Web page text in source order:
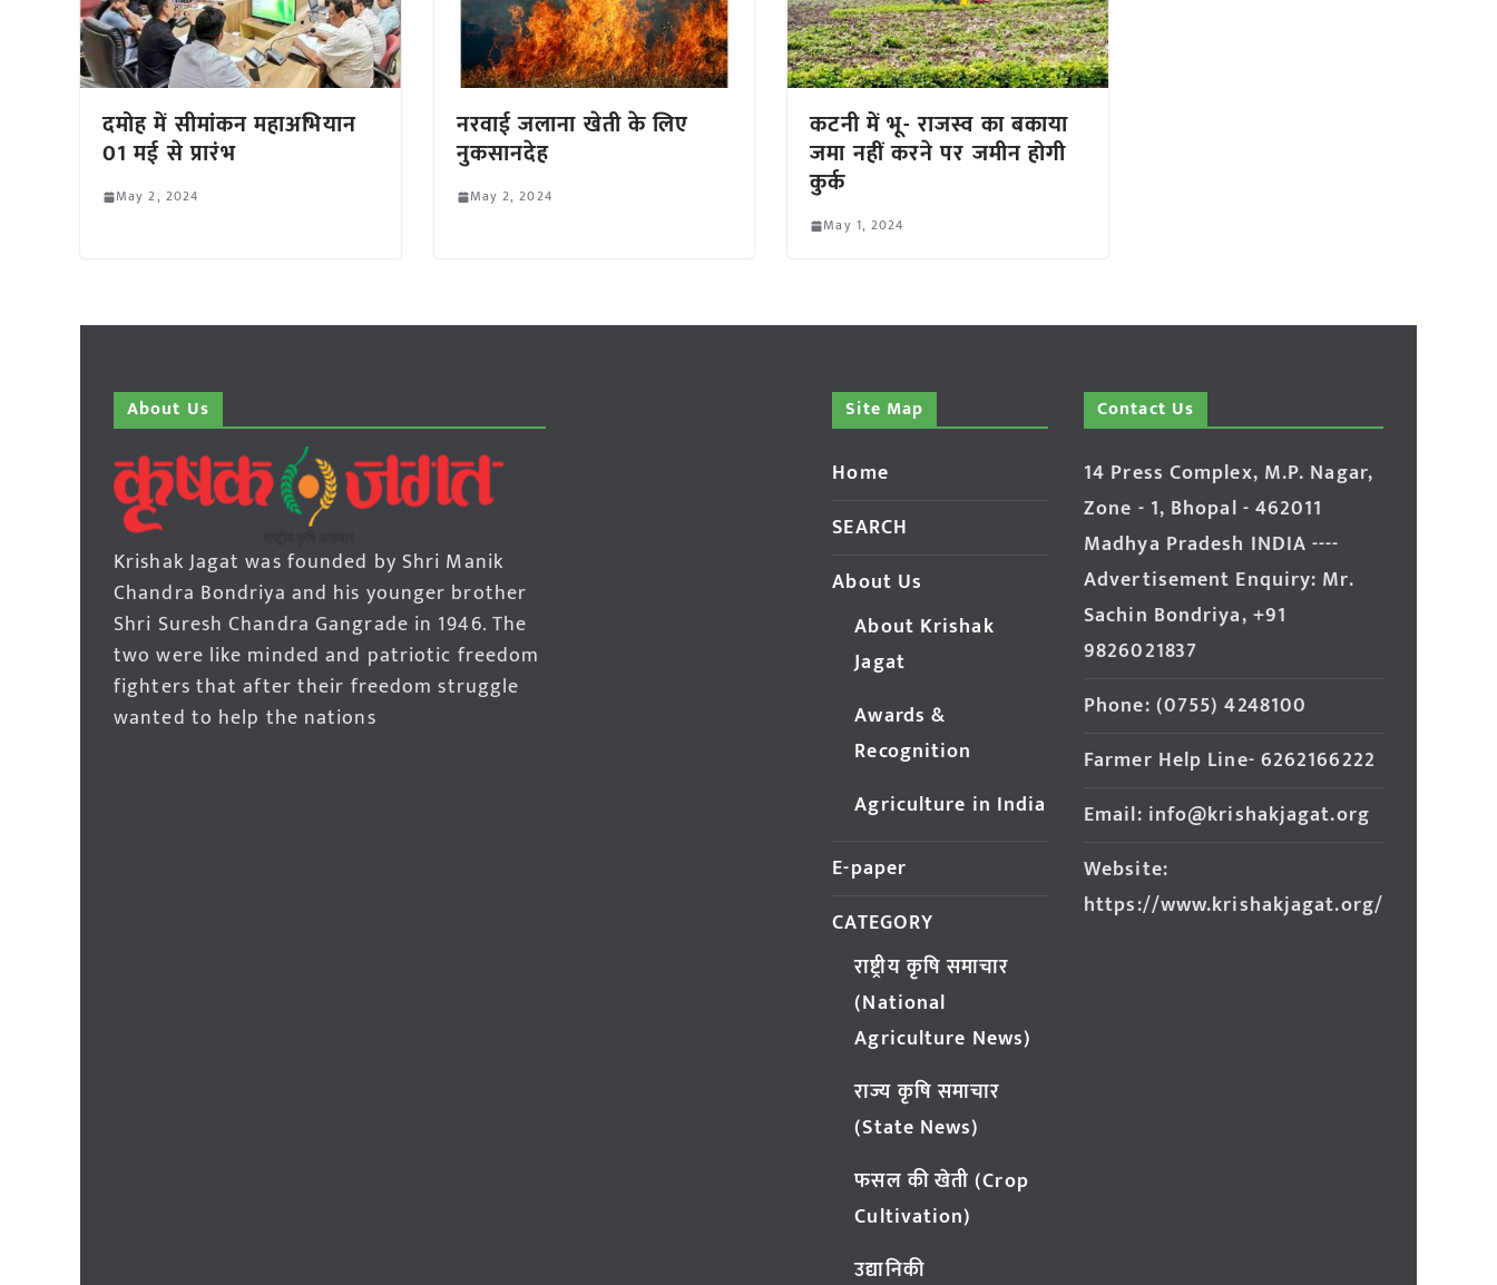
दमोह में सीमांकन महाअभियान
01 मई से प्रारंभ
May 2, 2024
नरवाई जलाना खेती के लिए
नुकसानदेह
May 2, 2024
कटनी में भू- राजस्व का बकाया
जमा नहीं करने पर जमीन होगी
कुर्क
May 1, 2024
About Us
Krishak Jagat was founded by Shri Manik
Chandra Bondriya and his younger brother
Shri Suresh Chandra Gangrade in 1946. The
two were like minded and patriotic freedom
fighters that after their freedom struggle
wanted to help the nations
Site Map
Home
SEARCH
About Us
About Krishak
Jagat
Awards &
Recognition
Agriculture in India
E-paper
CATEGORY
राष्ट्रीय कृषि समाचार
(National
Agriculture News)
राज्य कृषि समाचार
(State News)
फसल की खेती (Crop
Cultivation)
उद्यानिकी
Contact Us
14 Press Complex, M.P. Nagar,
Zone - 1, Bhopal - 462011
Madhya Pradesh INDIA ----
Advertisement Enquiry: Mr.
Sachin Bondriya, +91
9826021837
Phone: (0755) 4248100
Farmer Help Line- 6262166222
Email: info@krishakjagat.org
Website:
https://www.krishakjagat.org/